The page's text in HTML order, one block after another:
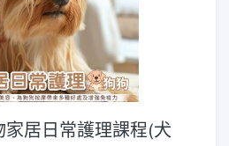
家居日常護理課程(犬